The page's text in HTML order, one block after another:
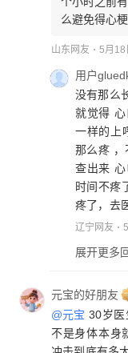
么避免得心梗
山东网友 5月18
用户
没有那么长时间的预
就觉得
一样的上
那么疼 ，
查出来
时间不疼
疼了，去
辽宁网友
展开更多
元宝的好朋友
@元宝 30岁医
不是身体本身